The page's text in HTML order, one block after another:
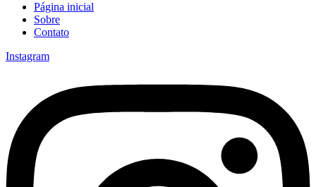
Página inicial
Sobre
Contato
Instagram